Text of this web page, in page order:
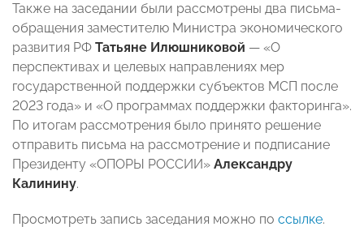
Также на заседании были рассмотрены два письма-
обращения заместителю Министра экономического
развития РФ Татьяне Илюшниковой — «О
перспективах и целевых направлениях мер
государственной поддержки субъектов МСП после
2023 года» и «О программах поддержки факторинга».
По итогам рассмотрения было принято решение
отправить письма на рассмотрение и подписание
Президенту «ОПОРЫ РОССИИ» Александру
Калинину.
Просмотреть запись заседания можно по ссылке.